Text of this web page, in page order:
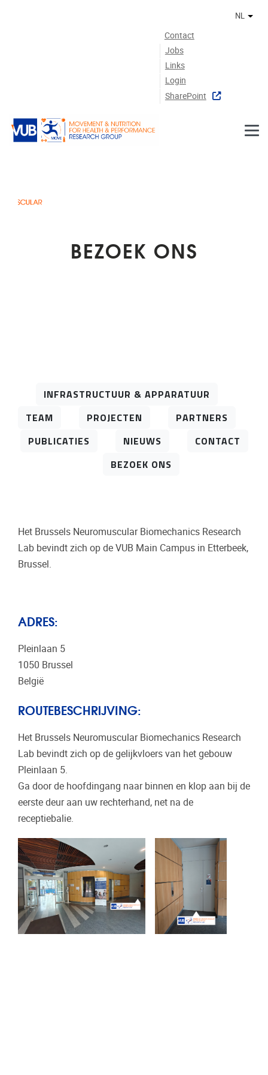
Contact
Jobs
Links
Login
SharePoint
NL
BEZOEK ONS
INFRASTRUCTUUR & APPARATUUR
TEAM
PROJECTEN
PARTNERS
PUBLICATIES
NIEUWS
CONTACT
BEZOEK ONS
Het Brussels Neuromuscular Biomechanics Research
Lab bevindt zich op de VUB Main Campus in Etterbeek,
Brussel.
ADRES:
Pleinlaan 5
1050 Brussel
België
ROUTEBESCHRIJVING:
Het Brussels Neuromuscular Biomechanics Research
Lab bevindt zich op de gelijkvloers van het gebouw
Pleinlaan 5.
Ga door de hoofdingang naar binnen en klop aan bij de
eerste deur aan uw rechterhand, net na de
receptiebalie.